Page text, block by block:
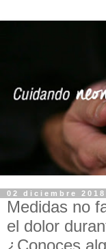
02 diciembre 2018
Medidas no
el dolor